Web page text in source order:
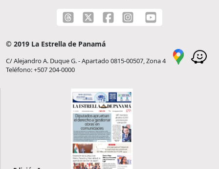
© 2019 La Estrella de Panamá
C/ Alejandro A. Duque G. - Apartado 0815-00507, Zona 4
Teléfono: +507 204-0000